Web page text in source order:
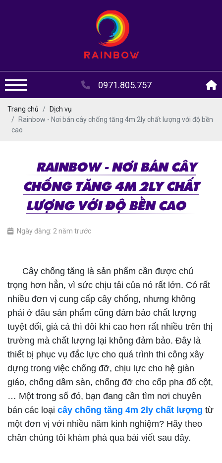
0971.805.757
Trang chủ
Dịch vụ
Rainbow - Nơi bán cây chống tăng 4m 2ly chất lượng với độ bền
cao
RAINBOW - NƠI BÁN CÂY
CHỐNG TĂNG 4M 2LY CHẤT
LƯỢNG VỚI ĐỘ BỀN CAO
Ngày đăng: 2 năm trước
Cây chống tăng là sản phẩm cần được chú
trọng hơn hẳn, vì sức chịu tải của nó rất lớn. Có rất
nhiều đơn vị cung cấp cây chống, nhưng không
phải ở đâu sản phẩm cũng đảm bảo chất lượng
tuyệt đối, giá cả thì đôi khi cao hơn rất nhiều trên thị
trường mà chất lượng lại không đảm bảo. Đây là
thiết bị phục vụ đắc lực cho quá trình thi công xây
dựng trong việc chống đỡ, chịu lực cho hệ giàn
giáo, chống dầm sàn, chống đỡ cho cốp pha đổ cột,
… Một trong số đó, bạn đang cần tìm nơi chuyên
bán các loại cây chống tăng 4m 2ly chất lượng từ
một đơn vị với nhiều năm kinh nghiệm? Hãy theo
chân chúng tôi khám phá qua bài viết sau đây.